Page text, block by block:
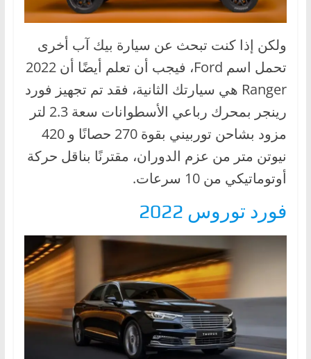
ولكن إذا كنت تبحث عن سيارة بيك آب أخرى
تحمل اسم Ford، فيجب أن تعلم أيضًا أن 2022
Ranger هي سيارتك الثانية، فقد تم تجهيز فورد
رينجر بمحرك رباعي الأسطوانات سعة 2.3 لتر
مزود بشاحن توربيني بقوة 270 حصانًا و 420
نيوتن متر من عزم الدوران، مقترنًا بناقل حركة
أوتوماتيكي من 10 سرعات.
فورد توروس 2022